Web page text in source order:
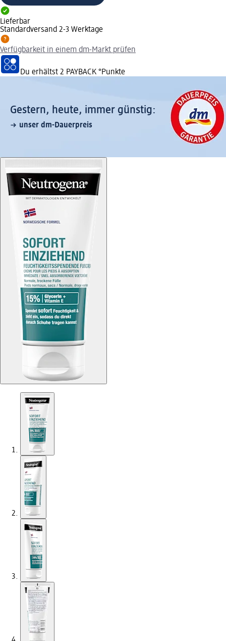
Lieferbar
Standardversand 2-3 Werktage
Verfügbarkeit in einem dm-Markt prüfen
Du erhältst 2 PAYBACK °Punkte
Gestern, heute, immer günstig:
unser dm-Dauerpreis